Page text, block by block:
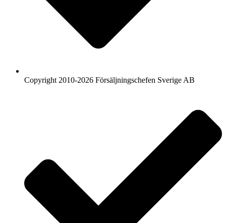
Copyright 2010-2026 Försäljningschefen Sverige AB